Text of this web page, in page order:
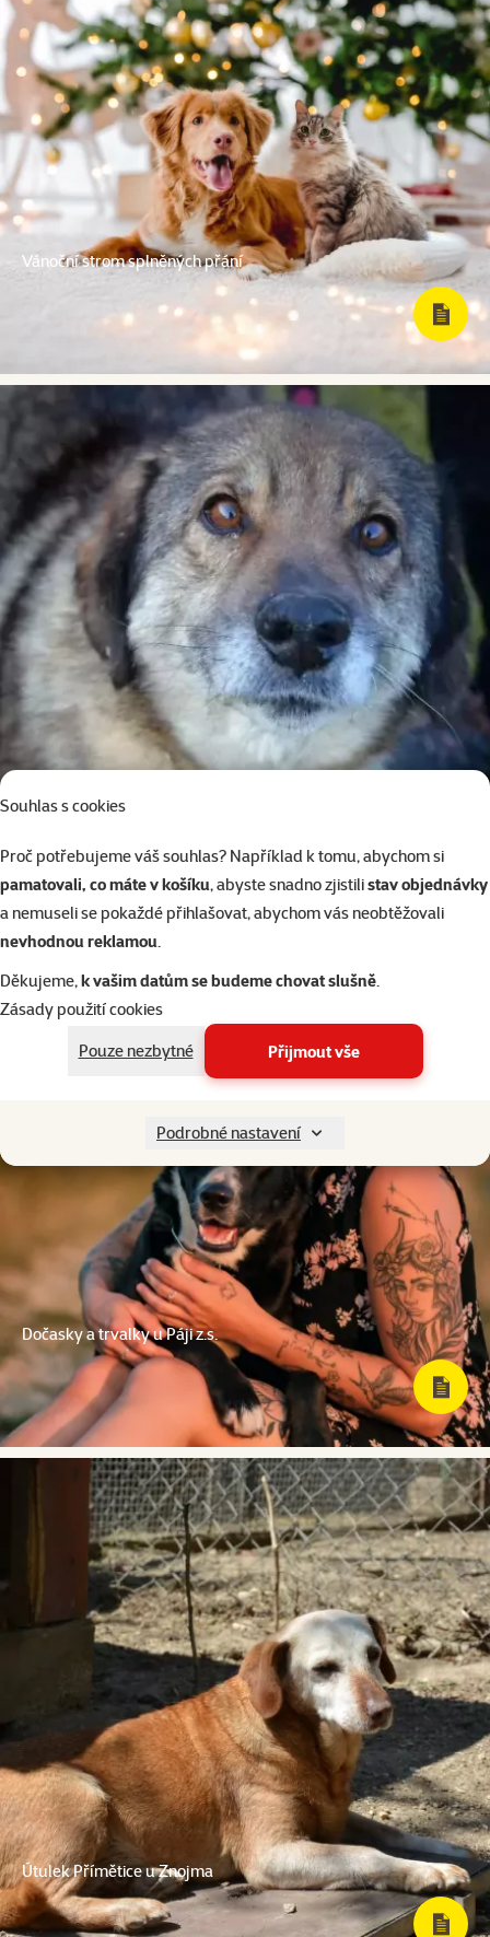
Souhlas s cookies
Proč potřebujeme váš souhlas? Například k tomu, abychom si
pamatovali, co máte v košíku, abyste snadno zjistilistav objednávky
a nemuseli se pokaždé přihlašovat, abychom vás neobtěžovali
nevhodnou reklamou.
Děkujeme,k vašim datům se budeme chovat slušně.
Zásady použití cookies
Pouze nezbytné
Přijmout vše
Podrobné nastavení
Vánoční strom splněných přání
Spolek Srdcem psům, z.s.
Dočasky a trvalky u Páji z.s.
Útulek Přímětice u Znojma